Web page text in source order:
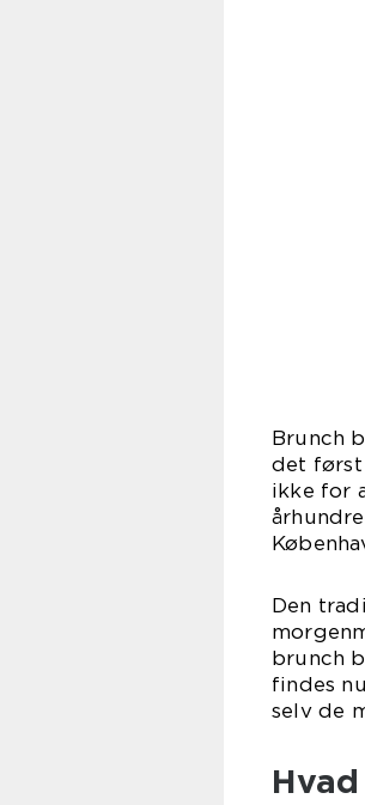
Brunch
det først
ikke for
Den
brunch
findes
selv de